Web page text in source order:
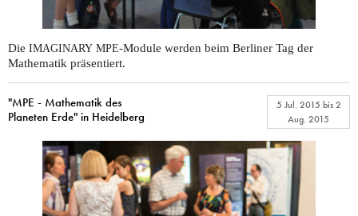
Die IMAGINARY MPE-Module werden beim Berliner Tag der
Mathematik präsentiert.
"MPE - Mathematik des
Planeten Erde" in Heidelberg
5 Jul. 2015 bis2
Aug. 2015